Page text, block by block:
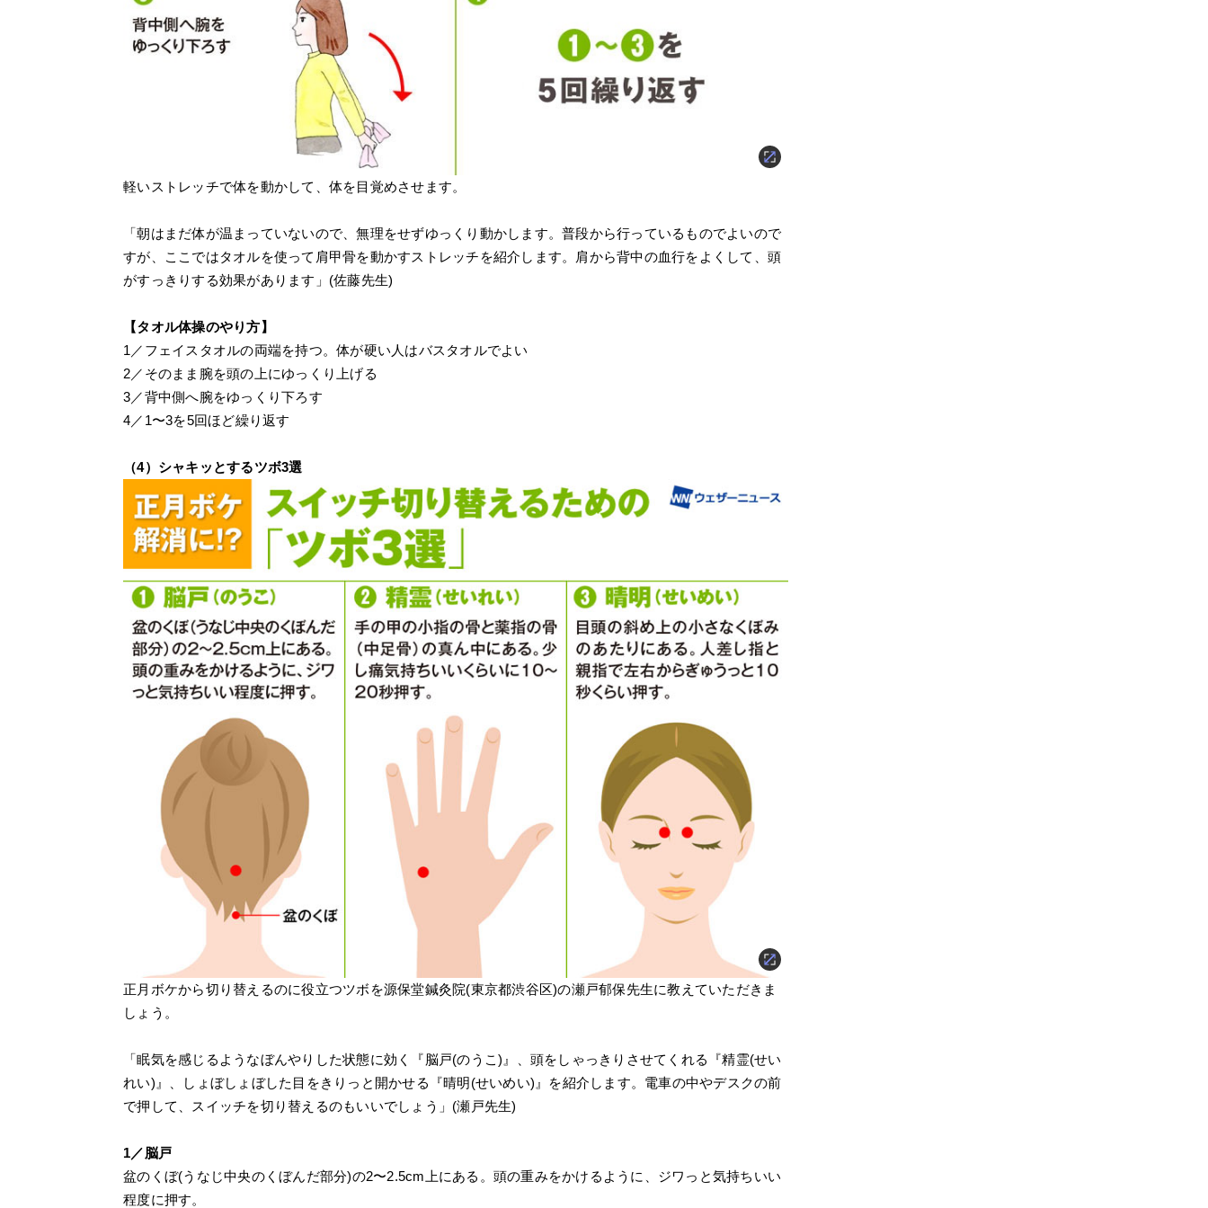
軽いストレッチで体を動かして、体を目覚めさせます。
「朝はまだ体が温まっていないので、無理をせずゆっくり動かします。普段から行っているものでよいので
すが、ここではタオルを使って肩甲骨を動かすストレッチを紹介します。肩から背中の血行をよくして、頭
がすっきりする効果があります」(佐藤先生)
【タオル体操のやり方】
1／フェイスタオルの両端を持つ。体が硬い人はバスタオルでよい
2／そのまま腕を頭の上にゆっくり上げる
3／背中側へ腕をゆっくり下ろす
4／1〜3を5回ほど繰り返す
（4）シャキッとするツボ3選
正月ボケから切り替えるのに役立つツボを源保堂鍼灸院(東京都渋谷区)の瀬戸郁保先生に教えていただきま
しょう。
「眠気を感じるようなぼんやりした状態に効く『脳戸(のうこ)』、頭をしゃっきりさせてくれる『精霊(せい
れい)』、しょぼしょぼした目をきりっと開かせる『晴明(せいめい)』を紹介します。電車の中やデスクの前
で押して、スイッチを切り替えるのもいいでしょう」(瀬戸先生)
1／脳戸
盆のくぼ(うなじ中央のくぼんだ部分)の2〜2.5cm上にある。頭の重みをかけるように、ジワっと気持ちいい
程度に押す。